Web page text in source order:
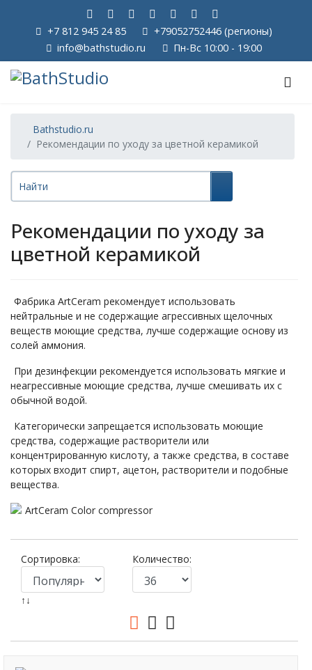
+7 812 945 24 85
+79052752446 (регионы)
info@bathstudio.ru
Пн-Вс 10:00 - 19:00
Bathstudio.ru
Рекомендации по уходу за цветной керамикой
Рекомендации по уходу за
цветной керамикой
Фабрика ArtCeram рекомендует использовать
нейтральные и не содержащие агрессивных щелочных
веществ моющие средства, лучше содержащие основу из
солей аммония.
При дезинфекции рекомендуется использовать мягкие и
неагрессивные моющие средства, лучше смешивать их с
обычной водой.
Категорически запрещается использовать моющие
средства, содержащие растворители или
концентрированную кислоту, а также средства, в составе
которых входит спирт, ацетон, растворители и подобные
вещества.
Сортировка:
↑↓
Количество: